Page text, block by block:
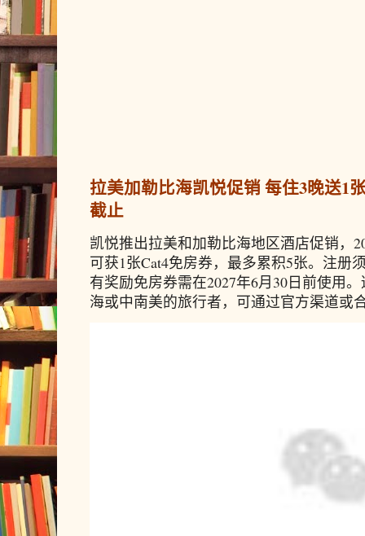
拉美加勒比海凯悦促销 每住3晚送1
截止
凯悦推出拉美和加勒比海地区酒店促销，
可获1张Cat4免房券，最多累积5张。注册
有奖励免房券需在2027年6月30日前使用
海或中南美的旅行者，可通过官方渠道或